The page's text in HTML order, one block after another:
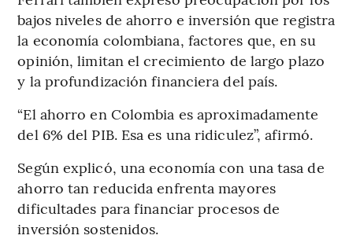
bajos niveles de ahorro e inversión que registra
la economía colombiana, factores que, en su
opinión, limitan el crecimiento de largo plazo
y la profundización financiera del país.
“El ahorro en Colombia es aproximadamente
del 6% del PIB. Esa es una ridiculez”, afirmó.
Según explicó, una economía con una tasa de
ahorro tan reducida enfrenta mayores
dificultades para financiar procesos de
inversión sostenidos.